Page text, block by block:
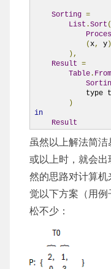
Sorting =
List .Sort (
(x, y
),
Result =
Table .
type
)
in
Result
虽然以上解法简
或以上时，就会
然的思路对计算
觉以下方案（用
松不少：